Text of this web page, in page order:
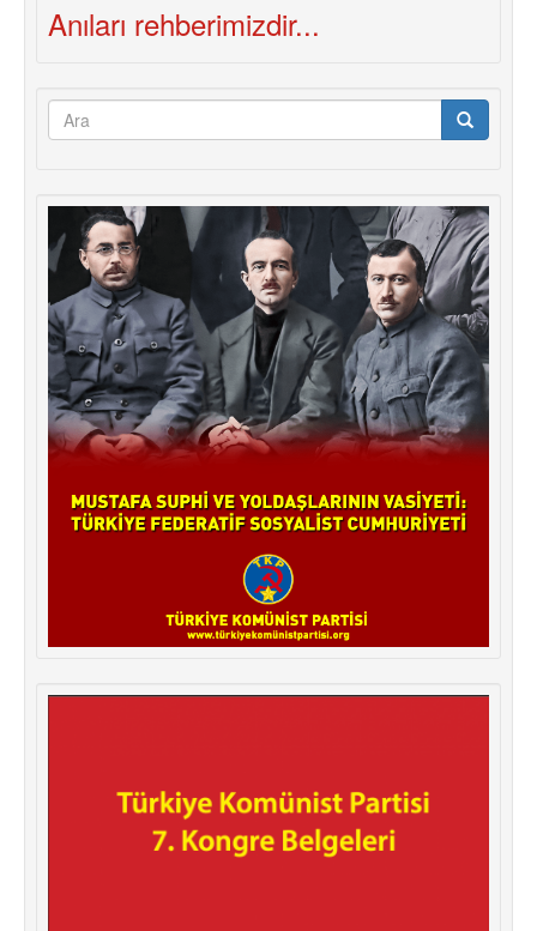
Anıları rehberimizdir...
Arama